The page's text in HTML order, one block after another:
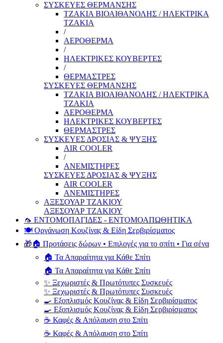
ΣΥΣΚΕΥΕΣ ΘΕΡΜΑΝΣΗΣ
ΤΖΑΚΙΑ ΒΙΟΑΙΘΑΝΟΛΗΣ / ΗΛΕΚΤΡΙΚΑ
ΤΖΑΚΙΑ
/
ΑΕΡΟΘΕΡΜΑ
/
ΗΛΕΚΤΡΙΚΕΣ ΚΟΥΒΕΡΤΕΣ
/
ΘΕΡΜΑΣΤΡΕΣ
ΣΥΣΚΕΥΕΣ ΘΕΡΜΑΝΣΗΣ
ΤΖΑΚΙΑ ΒΙΟΑΙΘΑΝΟΛΗΣ / ΗΛΕΚΤΡΙΚΑ
ΤΖΑΚΙΑ
ΑΕΡΟΘΕΡΜΑ
ΗΛΕΚΤΡΙΚΕΣ ΚΟΥΒΕΡΤΕΣ
ΘΕΡΜΑΣΤΡΕΣ
ΣΥΣΚΕΥΕΣ ΔΡΟΣΙΑΣ & ΨΥΞΗΣ
AIR COOLER
/
ΑΝΕΜΙΣΤΗΡΕΣ
ΣΥΣΚΕΥΕΣ ΔΡΟΣΙΑΣ & ΨΥΞΗΣ
AIR COOLER
ΑΝΕΜΙΣΤΗΡΕΣ
ΑΞΕΣΟΥΑΡ ΤΖΑΚΙΟΥ
ΑΞΕΣΟΥΑΡ ΤΖΑΚΙΟΥ
🦟 ΕΝΤΟΜΟΠΑΓΙΔΕΣ - ΕΝΤΟΜΟΑΠΩΘΗΤΙΚΑ
🍽️ Οργάνωση Κουζίνας & Είδη Σερβιρίσματος
🎁🏠 Προτάσεις δώρων • Επιλογές για το σπίτι • Για σένα
🏠 Τα Απαραίτητα για Κάθε Σπίτι
🏠 Τα Απαραίτητα για Κάθε Σπίτι
✨ Ξεχωριστές & Πρωτότυπες Συσκευές
✨ Ξεχωριστές & Πρωτότυπες Συσκευές
🍳 Εξοπλισμός Κουζίνας & Είδη Σερβιρίσματος
🍳 Εξοπλισμός Κουζίνας & Είδη Σερβιρίσματος
☕ Καφές & Απόλαυση στο Σπίτι
☕ Καφές & Απόλαυση στο Σπίτι